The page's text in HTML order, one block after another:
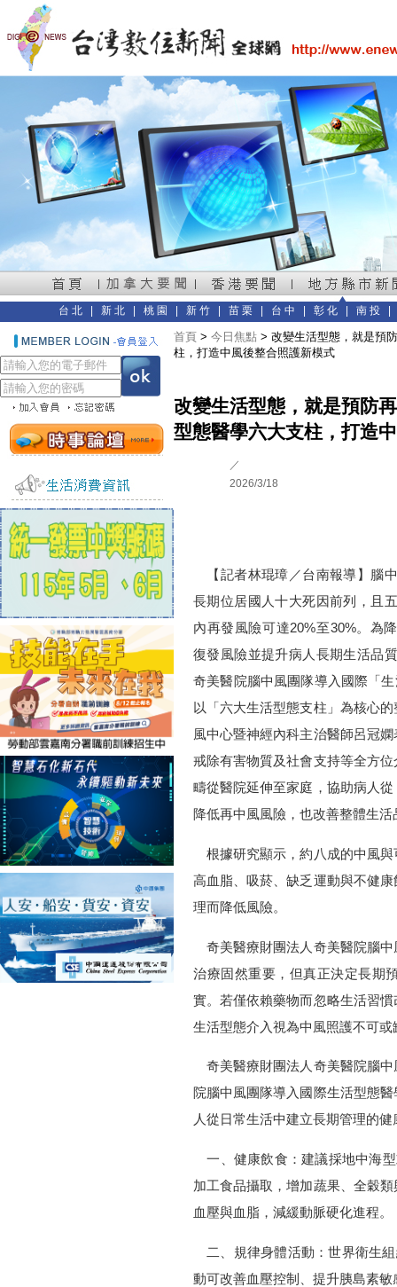
台北 新北 桃園 新竹 苗栗 台中 彰化 南投
首頁 > 今日焦點 > 改變生活型態，就是預
柱，打造中風後整合照護新模式
改變生活型態，就是預防
型態醫學六大支柱，打造
／
2026/3/18
【記者林琨璋／台南報導】腦
長期位居國人十大死因前列，且
內再發風險可達20%至30%。為
復發風險並提升病人長期生活品
奇美醫院腦中風團隊導入國際「
以「六大生活型態支柱」為核心
風中心暨神經內科主治醫師呂冠
戒除有害物質及社會支持等全方
疇從醫院延伸至家庭，協助病人
降低再中風風險，也改善整體生活
根據研究顯示，約八成的中風與
高血脂、吸菸、缺乏運動與不健
理而降低風險。
奇美醫療財團法人奇美醫院腦中
治療固然重要，但真正決定長期
實。若僅依賴藥物而忽略生活習
生活型態介入視為中風照護不可或
奇美醫療財團法人奇美醫院腦中
院腦中風團隊導入國際生活型態
人從日常生活中建立長期管理的健
一、健康飲食：建議採地中海
加工食品攝取，增加蔬果、全穀
血壓與血脂，減緩動脈硬化進程。
二、規律身體活動：世界衛生
動可改善血壓控制、提升胰島素